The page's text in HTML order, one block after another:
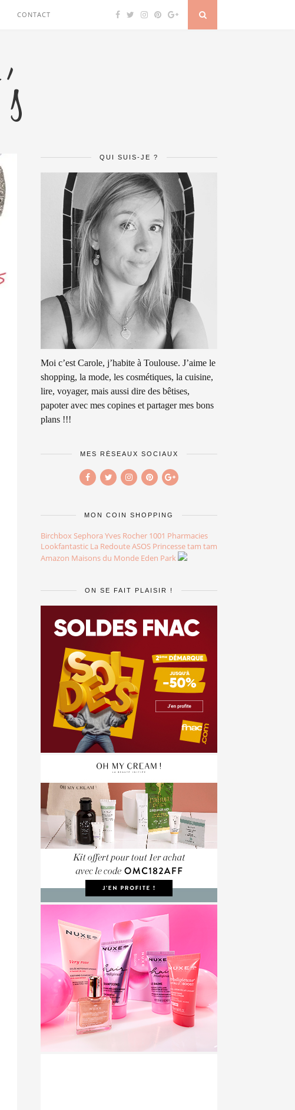
CONTACT
QUI SUIS-JE ?
Moi c’est Carole, j’habite à Toulouse. J’aime le
shopping, la mode, les cosmétiques, la cuisine,
lire, voyager, mais aussi dire des bêtises,
papoter avec mes copines et partager mes bons
plans !!!
MES RÉSEAUX SOCIAUX
MON COIN SHOPPING
Birchbox Sephora Yves Rocher 1001 Pharmacies
Lookfantastic La RedouteASOS Princesse tam tam
Amazon Maisons du Monde Eden Park
ON SE FAIT PLAISIR !